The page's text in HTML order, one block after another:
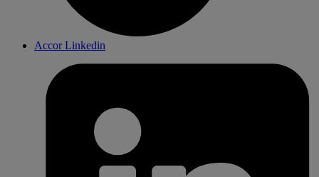
Accor Linkedin